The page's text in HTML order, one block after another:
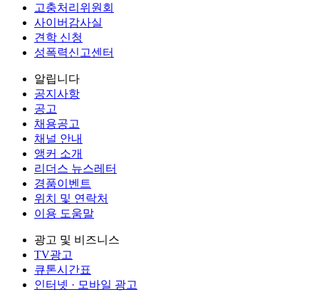
고충처리위원회
사이버감사실
견학 신청
성폭력신고센터
알립니다
공지사항
공고
채용공고
채널 안내
앵커 소개
리더스 뉴스레터
경품이벤트
위치 및 연락처
이용 도움말
광고 및 비즈니스
TV광고
큐톤시간표
인터넷 · 모바일 광고